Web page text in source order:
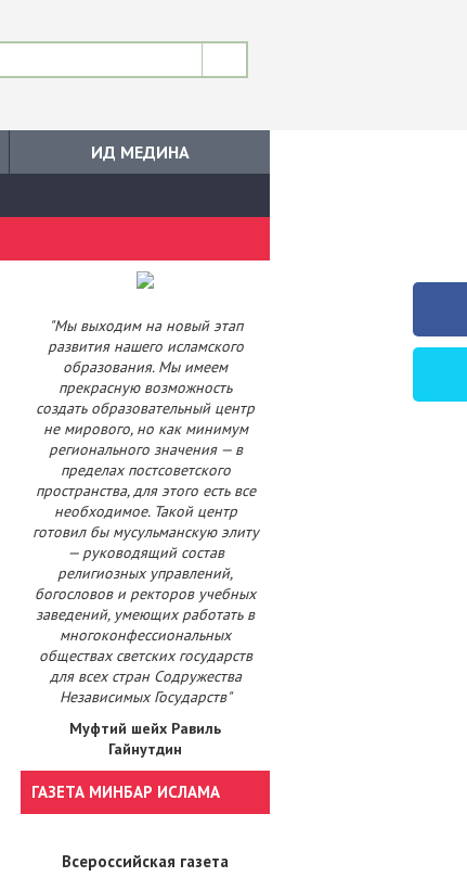
ИД МЕДИНА
"Мы выходим на новый этап
развития нашего исламского
образования. Мы имеем
прекрасную возможность
создать образовательный центр
не мирового, но как минимум
регионального значения — в
пределах постсоветского
пространства, для этого есть все
необходимое. Такой центр
готовил бы мусульманскую элиту
— руководящий состав
религиозных управлений,
богословов и ректоров учебных
заведений, умеющих работать в
многоконфессиональных
обществах светских государств
для всех стран Содружества
Независимых Государств"
Муфтий шейх Равиль
Гайнутдин
ГАЗЕТА МИНБАР ИСЛАМА
Всероссийская газета